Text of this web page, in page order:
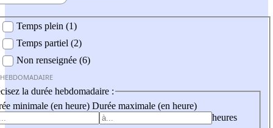
Temps plein (1)
Temps partiel (2)
Non renseignée (6)
la durée hebdomadaire :
minimale (en heure) Durée maximale (en heure)
heures